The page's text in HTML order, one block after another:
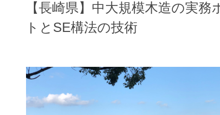
【長崎県】中大規模木造の実務
トとSE構法の技術